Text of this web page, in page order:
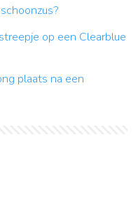
op een Clearblue
plaats na een